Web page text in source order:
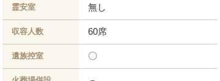
霊安室 無し
収容人数 60席
遺族控室 〇